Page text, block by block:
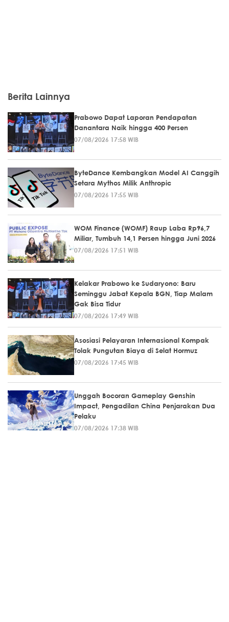
Berita Lainnya
Prabowo Dapat Laporan Pendapatan
Danantara Naik hingga 400 Persen
07/08/2026 17:58 WIB
ByteDance Kembangkan Model AI Canggih
Setara Mythos Milik Anthropic
07/08/2026 17:55 WIB
WOM Finance (WOMF) Raup Laba Rp96,7
Miliar, Tumbuh 14,1 Persen hingga Juni 2026
07/08/2026 17:51 WIB
Kelakar Prabowo ke Sudaryono: Baru
Seminggu Jabat Kepala BGN, Tiap Malam
Gak Bisa Tidur
07/08/2026 17:49 WIB
Asosiasi Pelayaran Internasional Kompak
Tolak Pungutan Biaya di Selat Hormuz
07/08/2026 17:45 WIB
Unggah Bocoran Gameplay Genshin
Impact, Pengadilan China Penjarakan Dua
Pelaku
07/08/2026 17:38 WIB